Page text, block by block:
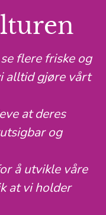
flere friske og
alltid gjøre vårt
at deres
og
å utvikle våre
at vi holder